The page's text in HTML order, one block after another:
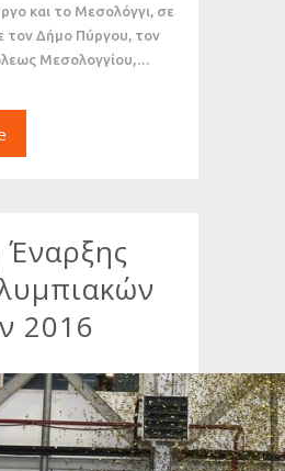
και το Μεσολόγγι, σε
τον Δήμο Πύργου, τον
Μεσολογγίου,…
Έναρξης
2016